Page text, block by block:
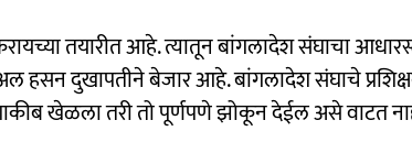
तयारीत आहे. त्यातून बांगलादेश संघाचा
हसन दुखापतीने बेजार आहे. बांगलादेश संघाचे
खेळला तरी तो पूर्णपणे झोकून देईल असे वाटत